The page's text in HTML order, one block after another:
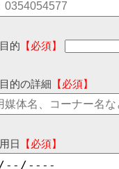
的 【必須】
的の詳細 【必須】
日 【必須】